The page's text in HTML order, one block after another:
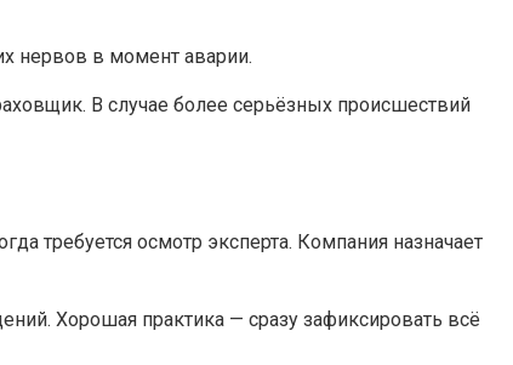
нервов в момент аварии.
В случае более серьёзных происшествий
требуется осмотр эксперта. Компания назначает
Хорошая практика — сразу зафиксировать всё